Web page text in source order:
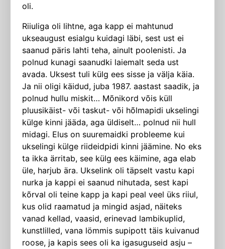
oli.
Riiuliga oli lihtne, aga kapp ei mahtunud
ukseaugust esialgu kuidagi läbi, sest ust ei
saanud päris lahti teha, ainult poolenisti. Ja
polnud kunagi saanudki laiemalt seda ust
avada. Uksest tuli külg ees sisse ja välja käia.
Ja nii oligi käidud, juba 1987. aastast saadik, ja
polnud hullu miskit… Mõnikord võis küll
pluusikäist- või taskut- või hõlmapidi ukselingi
külge kinni jääda, aga üldiselt… polnud nii hull
midagi. Elus on suuremaidki probleeme kui
ukselingi külge riideidpidi kinni jäämine. No eks
ta ikka ärritab, see külg ees käimine, aga elab
üle, harjub ära. Ukselink oli täpselt vastu kapi
nurka ja kappi ei saanud nihutada, sest kapi
kõrval oli teine kapp ja kapi peal veel üks riiul,
kus olid raamatud ja mingid asjad, näiteks
vanad kellad, vaasid, erinevad lambikuplid,
kunstlilled, vana lömmis supipott täis kuivanud
roose, ja kapis sees oli ka igasuguseid asju –